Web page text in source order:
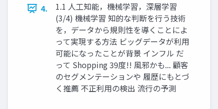
4.
1.1 人工知能，機械学習，深層学習
(3/4) 機械学習 知的な判断を行う技術
を，データから規則性を導くことによ
って実現する方法 ビッグデータが利用
可能になったことが背景 インフル だ
って Shopping 39度!! ⾵邪かも... 顧客
のセグメンテーションや 履歴にもとづ
く推薦 不正利⽤の検出 流⾏の予測